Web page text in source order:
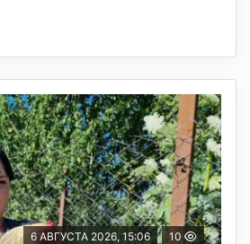
6 АВГУСТА 2026, 15:06 10